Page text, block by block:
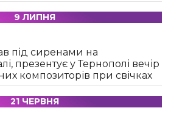
9 ЛИПНЯ
під сиренами на
презентує у Тернополі вечір
композиторів при свічках
21 ЧЕРВНЯ